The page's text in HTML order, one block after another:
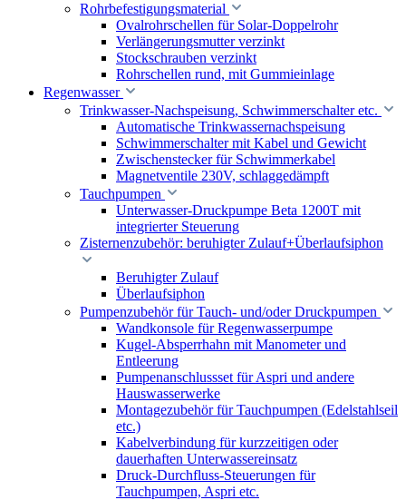
Rohrbefestigungsmaterial
Ovalrohrschellen für Solar-Doppelrohr
Verlängerungsmutter verzinkt
Stockschrauben verzinkt
Rohrschellen rund, mit Gummieinlage
Regenwasser
Trinkwasser-Nachspeisung, Schwimmerschalter etc.
Automatische Trinkwassernachspeisung
Schwimmerschalter mit Kabel und Gewicht
Zwischenstecker für Schwimmerkabel
Magnetventile 230V, schlaggedämpft
Tauchpumpen
Unterwasser-Druckpumpe Beta 1200T mit
integrierter Steuerung
Zisternenzubehör: beruhigter Zulauf+Überlaufsiphon
Beruhigter Zulauf
Überlaufsiphon
Pumpenzubehör für Tauch- und/oder Druckpumpen
Wandkonsole für Regenwasserpumpe
Kugel-Absperrhahn mit Manometer und
Entleerung
Pumpenanschlussset für Aspri und andere
Hauswasserwerke
Montagezubehör für Tauchpumpen (Edelstahlseil
etc.)
Kabelverbindung für kurzzeitigen oder
dauerhaften Unterwassereinsatz
Druck-Durchfluss-Steuerungen für
Tauchpumpen, Aspri etc.